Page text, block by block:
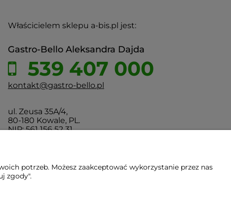
Właścicielem sklepu a-bis.pl jest:
Gastro-Bello Aleksandra Dajda
539 407 000
kontakt@gastro-bello.pl
ul. Zeusa 35A/4,
80-180 Kowale, PL.
NIP: 561 156 52 31
Gdańsk - Trójmiasto - Pomorskie
potrzeb. Możesz zaakceptować wykorzystanie przez nas
zgody".